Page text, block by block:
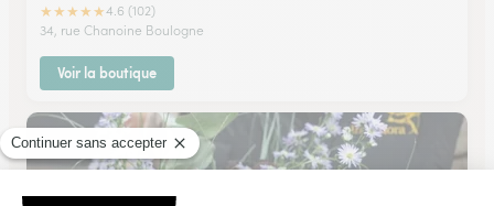
★★★★★4.6 (102)
34, rue Chanoine Boulogne
Voir la boutique